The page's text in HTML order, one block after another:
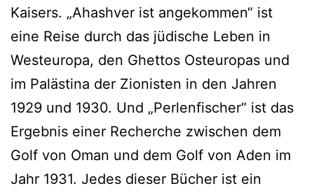
Kaisers. „Ahashver ist angekommen“ ist
eine Reise durch das jüdische Leben in
Westeuropa, den Ghettos Osteuropas und
im Palästina der Zionisten in den Jahren
1929 und 1930. Und „Perlenfischer“ ist das
Ergebnis einer Recherche zwischen dem
Golf von Oman und dem Golf von Aden im
Jahr 1931. Jedes dieser Bücher ist ein